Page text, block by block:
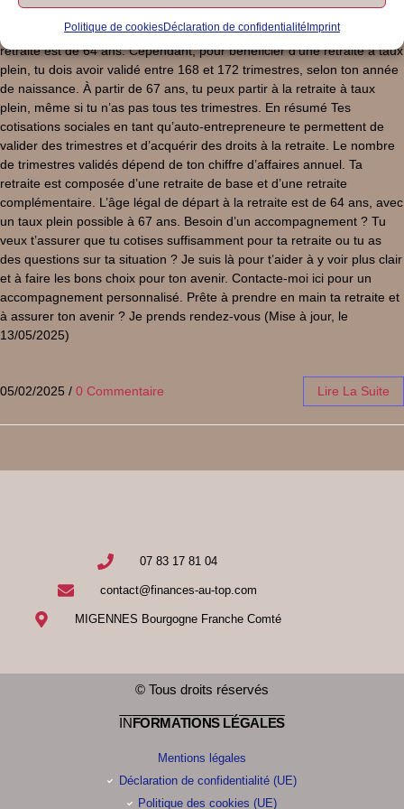
Politique de cookiesDéclaration de confidentialité Imprint
points, qui seront convertis en pension lors de ton départ à la retraite.
À quel âge puis-je partir à la retraite ? L’âge légal de départ à la
retraite est de 64 ans. Cependant, pour bénéficier d’une retraite à taux
plein, tu dois avoir validé entre 168 et 172 trimestres, selon ton année
de naissance. À partir de 67 ans, tu peux partir à la retraite à taux
plein, même si tu n’as pas tous tes trimestres. En résumé Tes
cotisations sociales en tant qu’auto-entrepreneure te permettent de
valider des trimestres et d’acquérir des droits à la retraite. Le nombre
de trimestres validés dépend de ton chiffre d’affaires annuel. Ta
retraite est composée d’une retraite de base et d’une retraite
complémentaire. L’âge légal de départ à la retraite est de 64 ans, avec
un taux plein possible à 67 ans. Besoin d’un accompagnement ? Tu
veux t’assurer que tu cotises suffisamment pour ta retraite ou tu as
des questions sur ta situation ? Je suis là pour t’aider à y voir plus clair
et à faire les bons choix pour ton avenir. Contacte-moi ici pour un
accompagnement personnalisé. Prête à prendre en main ta retraite et
à assurer ton avenir ? Je prends rendez-vous (Mise à jour, le
13/05/2025)
05/02/2025 / 0 Commentaire Lire La Suite
07 83 17 81 04
contact@finances-au-top.com
MIGENNES Bourgogne Franche Comté
© Tous droits réservés
INFORMATIONS LÉGALES
Mentions légales
Déclaration de confidentialité (UE)
Politique des cookies (UE)